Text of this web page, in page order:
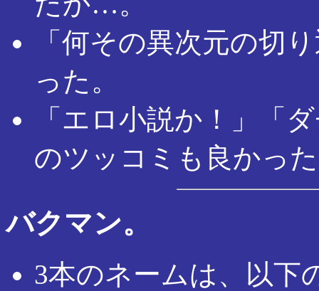
「何その異次元の切
った。
「エロ小説か！」「
のツッコミも良かっ
バクマン。
3本のネームは、以下